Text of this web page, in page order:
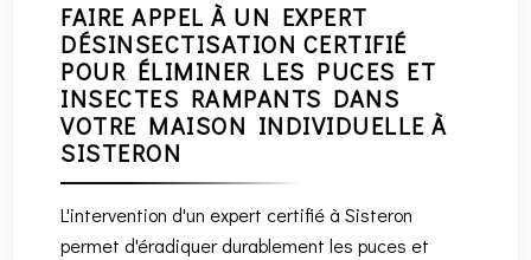
FAIRE APPEL À UN EXPERT
DÉSINSECTISATION CERTIFIÉ
POUR ÉLIMINER LES PUCES ET
INSECTES RAMPANTS DANS
VOTRE MAISON INDIVIDUELLE À
SISTERON
L'intervention d'un expert certifié à Sisteron
permet d'éradiquer durablement les puces et